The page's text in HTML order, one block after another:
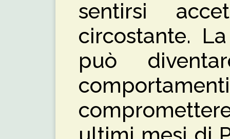
sentirsi
circostante.
può